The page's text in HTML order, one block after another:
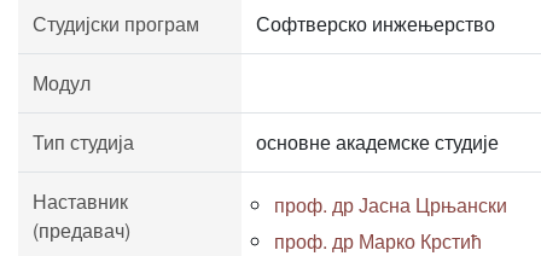
Студијски програм Софтверско инжењерство
Модул
Тип студија основне академске студије
Наставник
(предавач)
проф. др Јасна Црњански
проф. др Марко Крстић